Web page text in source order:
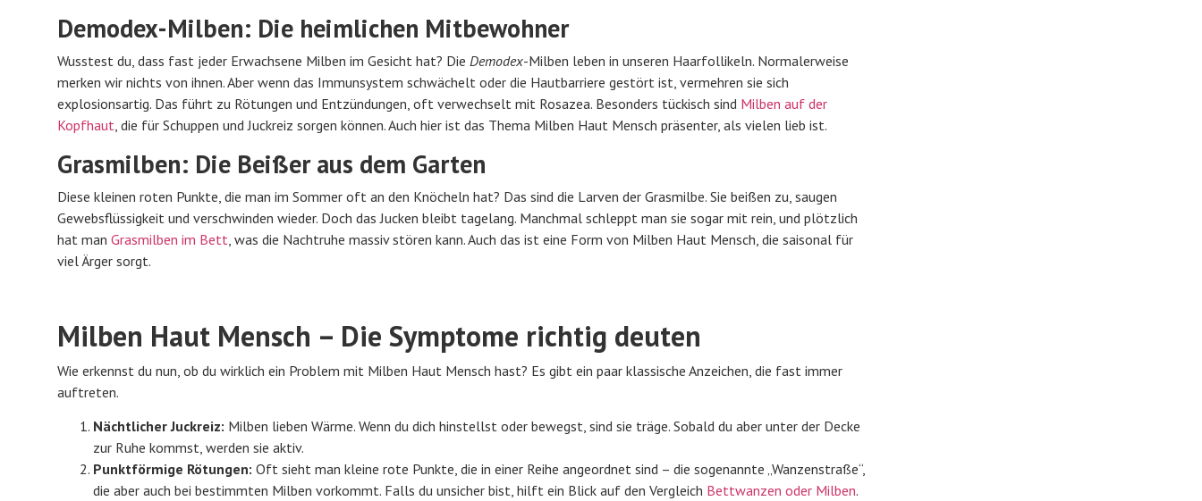
Demodex-Milben: Die heimlichen Mitbewohner
Wusstest du, dass fast jeder Erwachsene Milben im Gesicht hat? Die Demodex-Milben leben in unseren Haarfollikeln. Normalerweise
merken wir nichts von ihnen. Aber wenn das Immunsystem schwächelt oder die Hautbarriere gestört ist, vermehren sie sich
explosionsartig. Das führt zu Rötungen und Entzündungen, oft verwechselt mit Rosazea. Besonders tückisch sind Milben auf der
Kopfhaut, die für Schuppen und Juckreiz sorgen können. Auch hier ist das Thema Milben Haut Mensch präsenter, als vielen lieb ist.
Grasmilben: Die Beißer aus dem Garten
Diese kleinen roten Punkte, die man im Sommer oft an den Knöcheln hat? Das sind die Larven der Grasmilbe. Sie beißen zu, saugen
Gewebsflüssigkeit und verschwinden wieder. Doch das Jucken bleibt tagelang. Manchmal schleppt man sie sogar mit rein, und plötzlich
hat man Grasmilben im Bett , was die Nachtruhe massiv stören kann. Auch das ist eine Form von Milben Haut Mensch, die saisonal für
viel Ärger sorgt.
Milben Haut Mensch – Die Symptome richtig deuten
Wie erkennst du nun, ob du wirklich ein Problem mit Milben Haut Mensch hast? Es gibt ein paar klassische Anzeichen, die fast immer
auftreten.
Nächtlicher Juckreiz: Milben lieben Wärme. Wenn du dich hinstellst oder bewegst, sind sie träge. Sobald du aber unter der Decke
zur Ruhe kommst, werden sie aktiv.
Punktförmige Rötungen: Oft sieht man kleine rote Punkte, die in einer Reihe angeordnet sind – die sogenannte „Wanzenstraße“,
die aber auch bei bestimmten Milben vorkommt. Falls du unsicher bist, hilft ein Blick auf den Vergleich Bettwanzen oder Milben.